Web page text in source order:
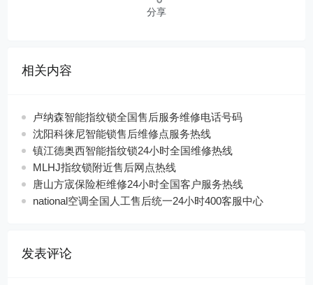
分享
相关内容
卢纳森智能指纹锁全国售后服务维修电话号码
沈阳科徕尼智能锁售后维修点服务热线
镇江德奥西智能指纹锁24小时全国维修热线
MLHJ指纹锁附近售后网点热线
唐山方宬保险柜维修24小时全国客户服务热线
national空调全国人工售后统一24小时400客服中心
发表评论